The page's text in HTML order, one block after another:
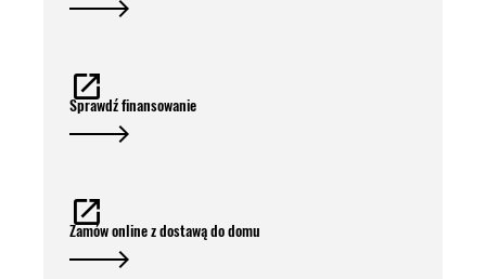
Sprawdź finansowanie
Zamów online z dostawą do domu